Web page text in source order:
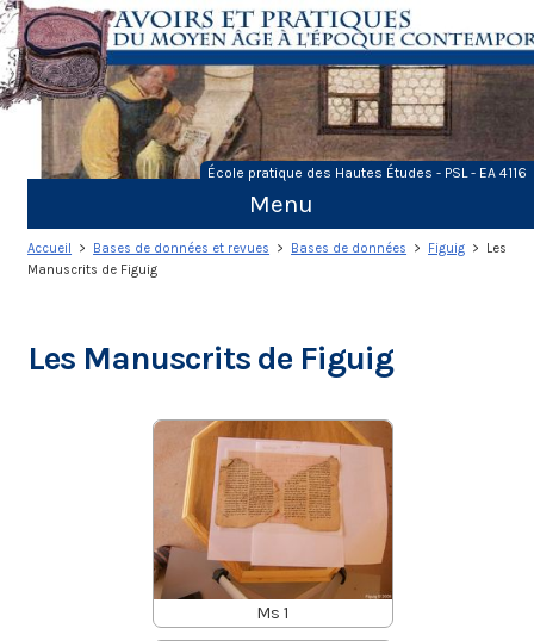
Skip
to
content
École pratique des Hautes Études - PSL - EA 4116
Menu
Accueil > Bases de données et revues > Bases de données > Figuig > Les
Manuscrits de Figuig
Les Manuscrits de Figuig
Ms 1